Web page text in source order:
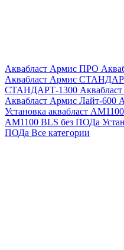
Аквабласт Армис ПРО
Аквабласт Армис
СТАНДАРТ-1300
Аквабласт Армис Лайт-600
Установка аквабласт
AM1100 BLS без ПОДа
ПОДа Все категории